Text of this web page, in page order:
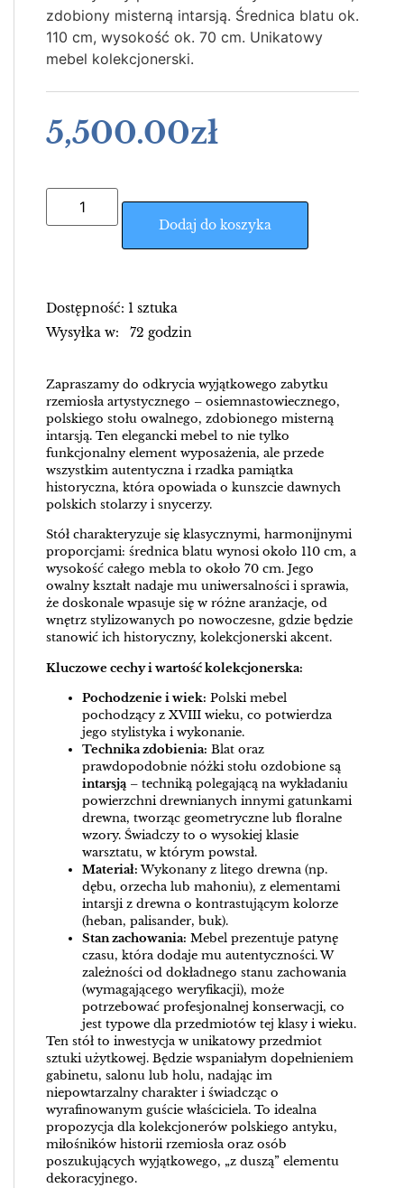
zdobiony misterną intarsją. Średnica blatu ok.
110 cm, wysokość ok. 70 cm. Unikatowy
mebel kolekcjonerski.
5,500.00zł
Dodaj do koszyka
Dostępność: 1 sztuka
Wysyłka w: 72 godzin
Zapraszamy do odkrycia wyjątkowego zabytku
rzemiosła artystycznego – osiemnastowiecznego,
polskiego stołu owalnego, zdobionego misterną
intarsją. Ten elegancki mebel to nie tylko
funkcjonalny element wyposażenia, ale przede
wszystkim autentyczna i rzadka pamiątka
historyczna, która opowiada o kunszcie dawnych
polskich stolarzy i snycerzy.
Stół charakteryzuje się klasycznymi, harmonijnymi
proporcjami: średnica blatu wynosi około 110 cm, a
wysokość całego mebla to około 70 cm. Jego
owalny kształt nadaje mu uniwersalności i sprawia,
że doskonale wpasuje się w różne aranżacje, od
wnętrz stylizowanych po nowoczesne, gdzie będzie
stanowić ich historyczny, kolekcjonerski akcent.
Kluczowe cechy i wartość kolekcjonerska:
Pochodzenie i wiek: Polski mebel
pochodzący z XVIII wieku, co potwierdza
jego stylistyka i wykonanie.
Technika zdobienia: Blat oraz
prawdopodobnie nóżki stołu ozdobione są
intarsją – techniką polegającą na wykładaniu
powierzchni drewnianych innymi gatunkami
drewna, tworząc geometryczne lub floralne
wzory. Świadczy to o wysokiej klasie
warsztatu, w którym powstał.
Materiał:Wykonany z litego drewna (np.
dębu, orzecha lub mahoniu), z elementami
intarsji z drewna o kontrastującym kolorze
(heban, palisander, buk).
Stan zachowania: Mebel prezentuje patynę
czasu, która dodaje mu autentyczności. W
zależności od dokładnego stanu zachowania
(wymagającego weryfikacji), może
potrzebować profesjonalnej konserwacji, co
jest typowe dla przedmiotów tej klasy i wieku.
Ten stół to inwestycja w unikatowy przedmiot
sztuki użytkowej. Będzie wspaniałym dopełnieniem
gabinetu, salonu lub holu, nadając im
niepowtarzalny charakter i świadcząc o
wyrafinowanym guście właściciela. To idealna
propozycja dla kolekcjonerów polskiego antyku,
miłośników historii rzemiosła oraz osób
poszukujących wyjątkowego, „z duszą” elementu
dekoracyjnego.